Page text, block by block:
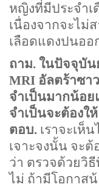
หญิงที่มีประจำเ
เนื่องจากจะไม่
เลือดแดงปนออ
ถาม. ในปัจจุบัน
MRI อัลตร้าซา
จำเป็นมากน้อ
จำเป็นจะต้องใ
ตอบ. เราจะเห็
เจาะจงนั้น จะ
ว่า ตรวจด้วยวิ
ไม่ ถ้ามีโอกาส